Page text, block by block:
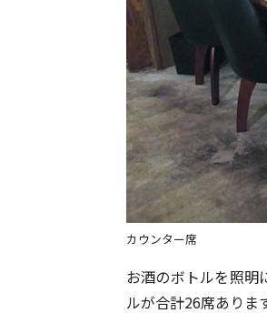
カウンター席
お酒のボトルを照明
ルが合計26席ありま